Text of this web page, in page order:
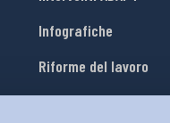
Infografiche
Riforme del lavoro
Mercato del lavoro